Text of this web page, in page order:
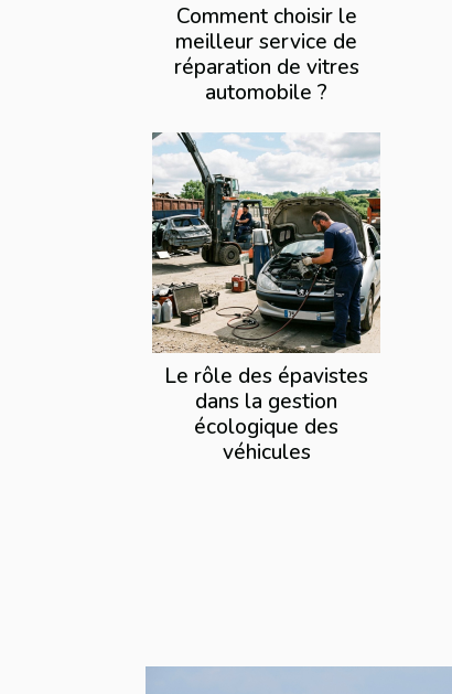
Comment choisir le
meilleur service de
réparation de vitres
automobile ?
Le rôle des épavistes
dans la gestion
écologique des
véhicules